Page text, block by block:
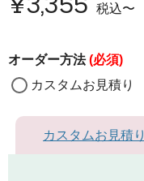
税込〜
オーダー方法(必須)
カスタムお見積り
カスタムお見積り